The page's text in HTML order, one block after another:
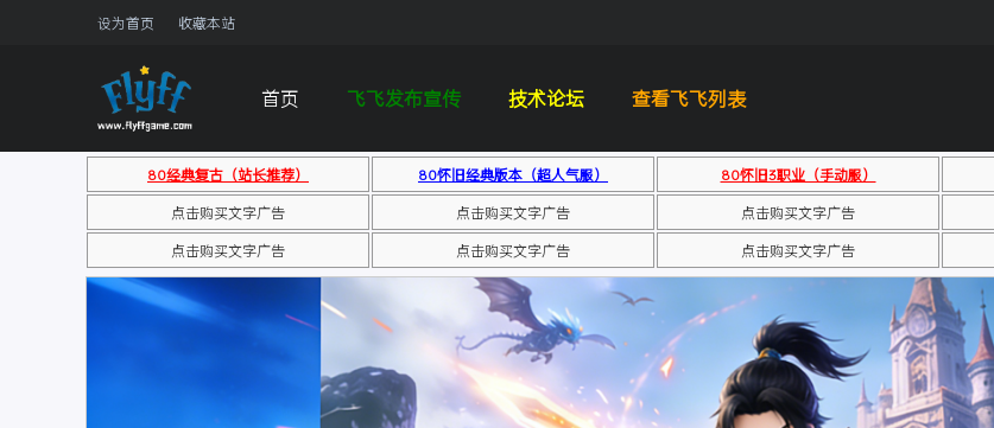
设为首页 收藏本站
首页 飞飞发布宣传 技术论坛 查看飞飞列表
80经典复古（站长推荐） 80怀旧经典版本（超人气服） 80怀旧3职业（手动服）
点击购买文字广告
点击购买文字广告 点击购买文字广告
点击购买文字广告
点击购买文字广告 点击购买文字广告